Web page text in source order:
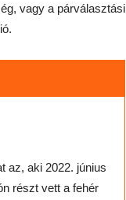
vagy a párválasztási
az, aki 2022. június
részt vett a fehér